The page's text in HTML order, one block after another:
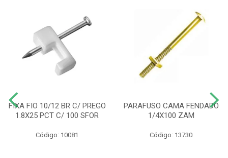
FIXA FIO 10/12 BR C/ PREGO
1.8X25 PCT C/ 100 SFOR
Código: 10081
PARAFUSO CAMA FENDADO
1/4X100 ZAM
Código: 13730